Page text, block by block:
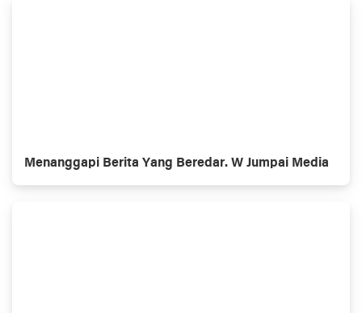
Menanggapi Berita Yang Beredar. W Jumpai Media